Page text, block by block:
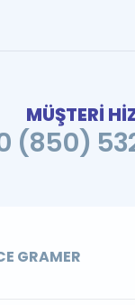
MÜŞTERİ
(850)
GRAMER